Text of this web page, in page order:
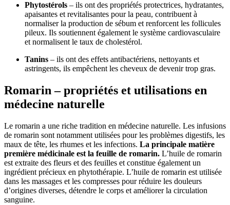
Phytostérols – ils ont des propriétés protectrices, hydratantes,
apaisantes et revitalisantes pour la peau, contribuent à
normaliser la production de sébum et renforcent les follicules
pileux. Ils soutiennent également le système cardiovasculaire
et normalisent le taux de cholestérol.
Tanins – ils ont des effets antibactériens, nettoyants et
astringents, ils empêchent les cheveux de devenir trop gras.
Romarin – propriétés et utilisations en
médecine naturelle
Le romarin a une riche tradition en médecine naturelle. Les infusions
de romarin sont notamment utilisées pour les problèmes digestifs, les
maux de tête, les rhumes et les infections. La principale matière
première médicinale est la feuille de romarin. L’huile de romarin
est extraite des fleurs et des feuilles et constitue également un
ingrédient précieux en phytothérapie. L’huile de romarin est utilisée
dans les massages et les compresses pour réduire les douleurs
d’origines diverses, détendre le corps et améliorer la circulation
sanguine.